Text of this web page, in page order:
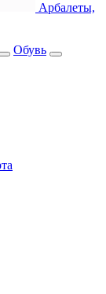
Арбалеты,
Обувь